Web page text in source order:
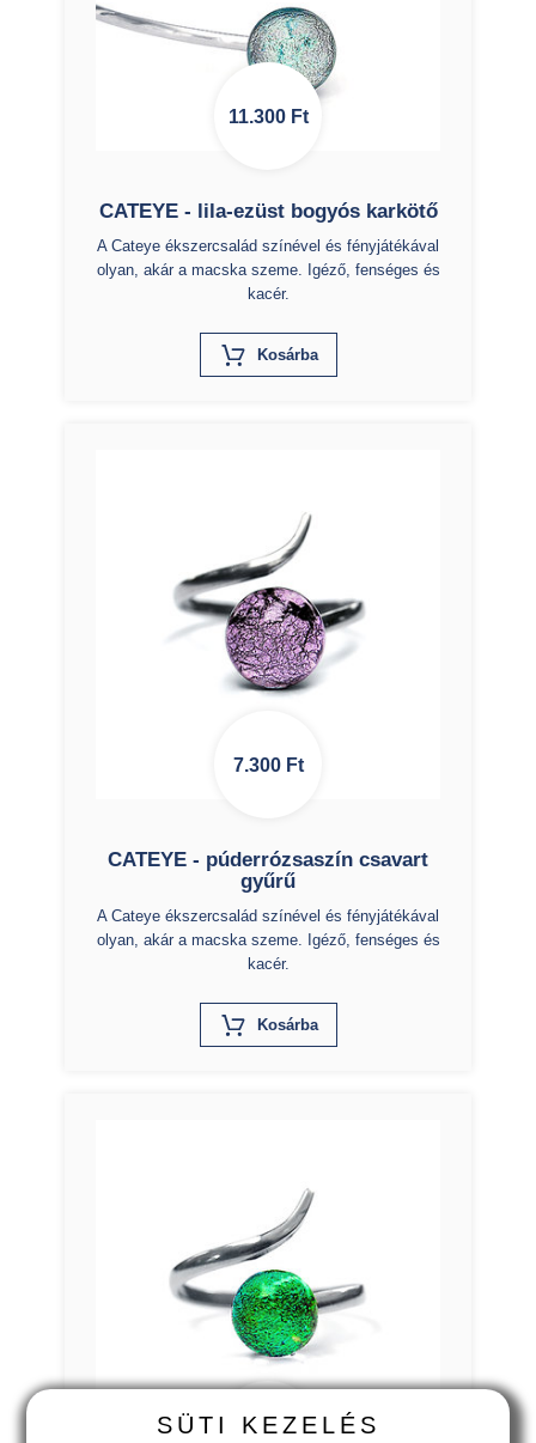
11.300Ft
CATEYE - lila-ezüst bogyós karkötő
A Cateye ékszercsalád színével és fényjátékával
olyan, akár a macska szeme. Igéző, fenséges és
kacér.
KosárbaX
7.300Ft
CATEYE - púderrózsaszín csavart
gyűrű
A Cateye ékszercsalád színével és fényjátékával
olyan, akár a macska szeme. Igéző, fenséges és
kacér.
KosárbaX
7.300 Ft
SÜTI KEZELÉS